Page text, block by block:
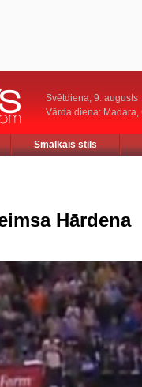
Svētdiena, 9. augusts
Vārda diena: Madara,
Smalkais stils
Hārdena